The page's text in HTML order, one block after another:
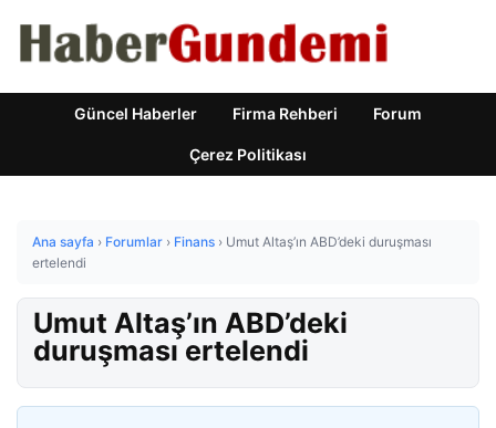
Güncel Haberler Firma Rehberi Forum
Çerez Politikası
Ana sayfa › Forumlar › Finans › Umut Altaş’ın ABD’deki duruşması
ertelendi
Umut Altaş’ın ABD’deki
duruşması ertelendi